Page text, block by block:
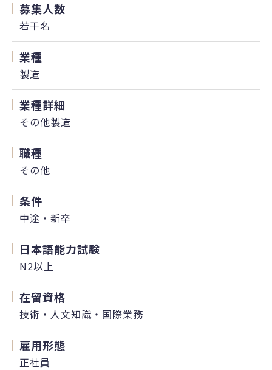
募集人数
若干名
業種
製造
業種詳細
その他製造
職種
その他
条件
中途・新卒
日本語能力試験
N2以上
在留資格
技術・人文知識・国際業務
雇用形態
正社員